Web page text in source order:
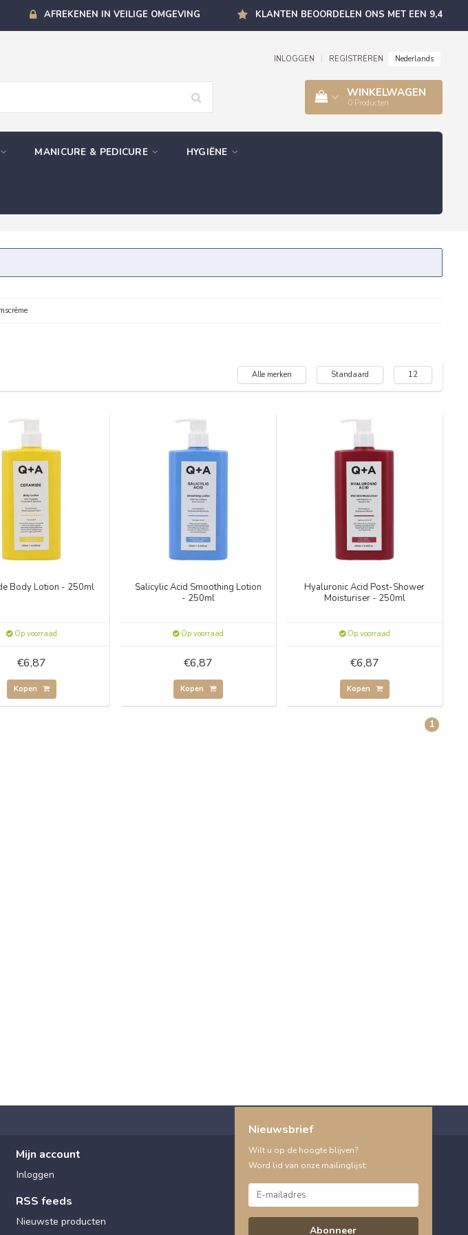
AFREKENEN IN VEILIGE OMGEVING KLANTEN BEOORDELEN ONS MET EEN 9,4
INLOGGEN REGISTREREN Nederlands
WINKELWAGEN
0 Producten
MANICURE & PEDICURE HYGIËNE
Alle merken Standaard 12
Body Lotion - 250ml
Op voorraad
€6,87
Kopen
Salicylic Acid Smoothing Lotion
- 250ml
Op voorraad
€6,87
Kopen
Hyaluronic Acid Post-Shower
Moisturiser - 250ml
Op voorraad
€6,87
Kopen
1
Mijn account
Inloggen
RSS feeds
Nieuwste producten
Nieuwsbrief
Wilt u op de hoogte blijven?
Word lid van onze mailinglijst:
Abonneer